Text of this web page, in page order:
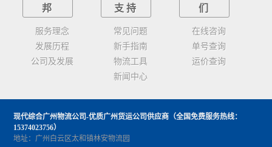
邦
服务理念
发展历程
公司及发展
支持
常见问题
新手指南
物流工具
新闻中心
们
在线咨询
单号查询
运价查询
现代综合广州物流公司-优质广州货运公司供应商 （全国免费服务热线：
15374023756）
地址：广州白云区太和镇林安物流园